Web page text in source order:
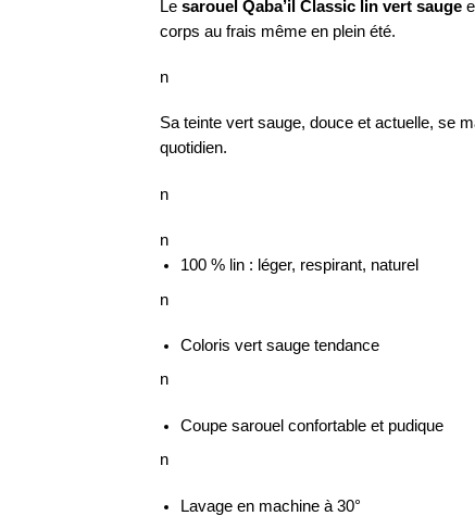
Le sarouel Qaba’il Classic lin vert sauge
corps au frais même en plein été.
n
Sa teinte vert sauge, douce et actuelle, se
quotidien.
n
n
100 % lin : léger, respirant, naturel
n
Coloris vert sauge tendance
n
Coupe sarouel confortable et pudique
n
Lavage en machine à 30°